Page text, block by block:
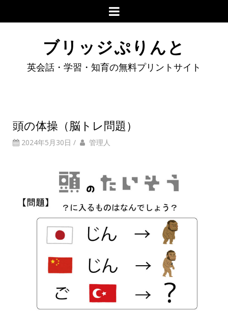
ブリッジぷりんと
英会話・学習・知育の無料プリントサイト
頭の体操（脳トレ問題）
2024年5月30日 / 管理人